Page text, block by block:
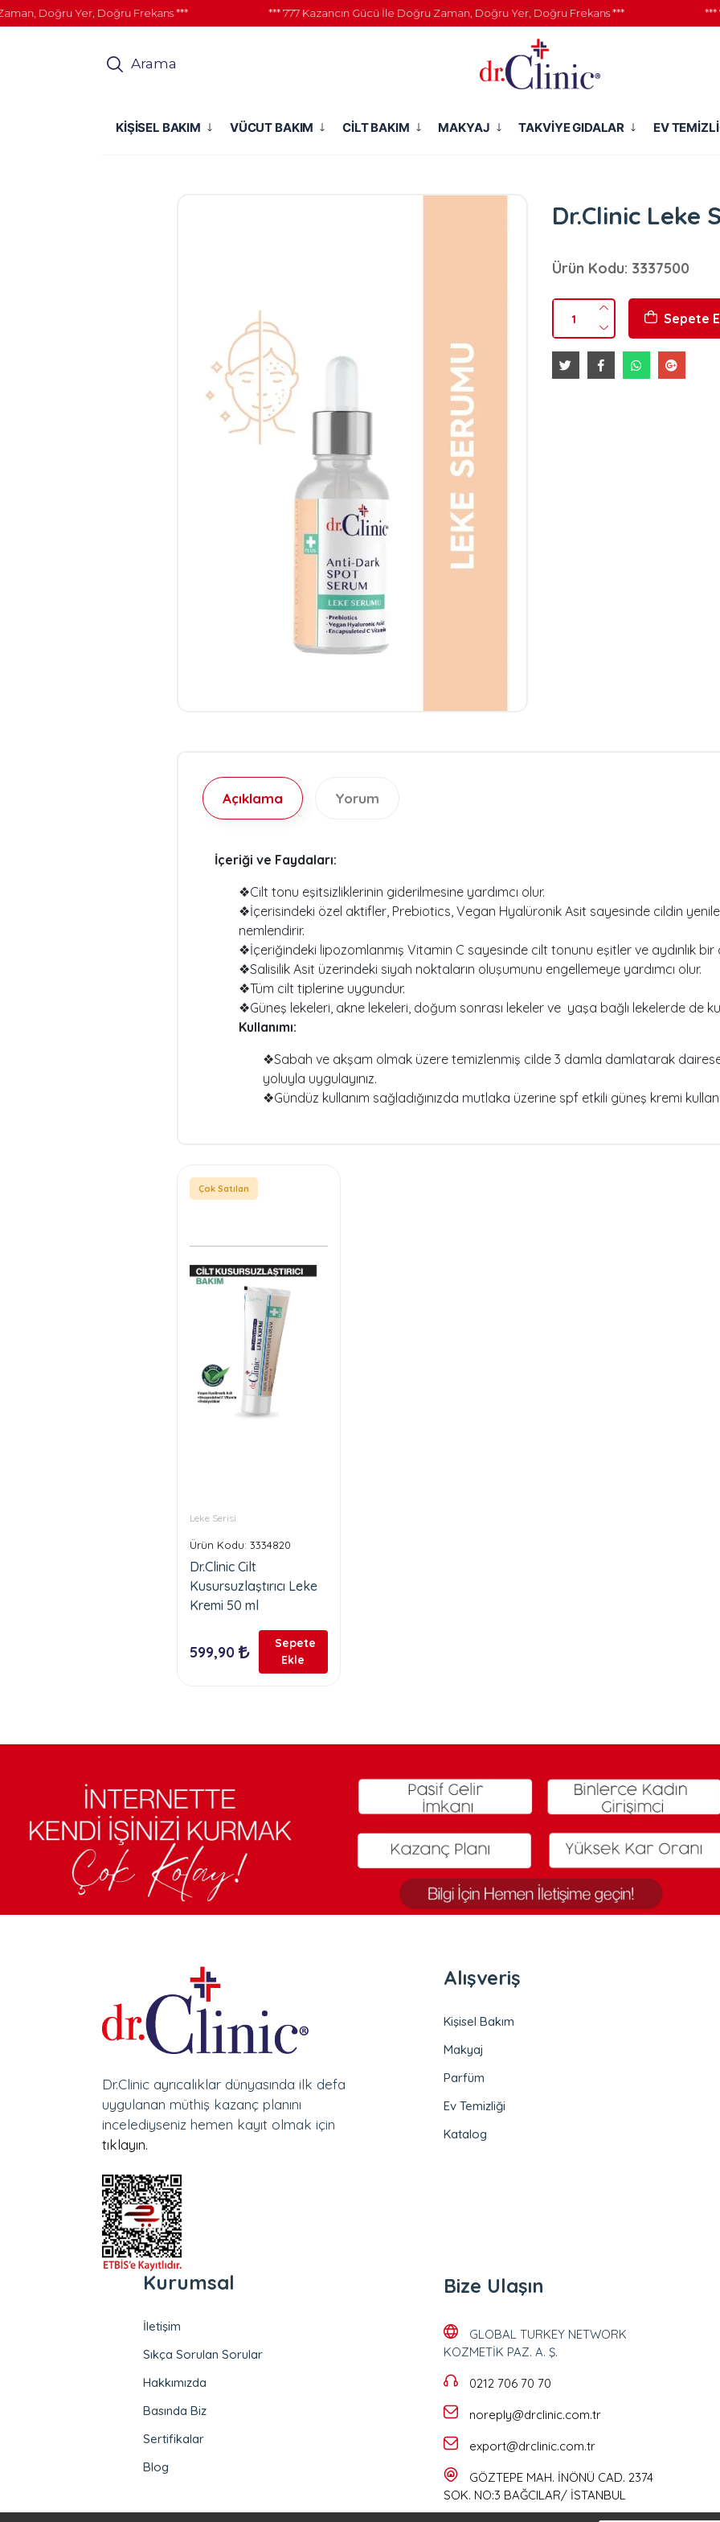
Doğru Yer, Doğru Frekans *** *** 777 Kazancın Gücü İle Doğru Zaman, Doğru Yer, Doğru Frekans *** *** 777
Arama
KİŞİSEL BAKIM VÜCUT BAKIM CİLT BAKIM MAKYAJ TAKVİYE GIDALAR EV
Dr.Clinic Leke
Ürün Kodu: 3337500
Sepete
Açıklama Yorum
İçeriği ve Faydaları:
❖Cilt tonu eşitsizliklerinin giderilmesine yardımcı olur.
❖İçerisindeki özel aktifler, Prebiotics, Vegan Hyalüronik Asit sayesinde cildin
nemlendirir.
❖İçeriğindeki lipozomlanmış Vitamin C sayesinde cilt tonunu eşitler ve aydınlık bir
❖Salisilik Asit üzerindeki siyah noktaların oluşumunu engellemeye yardımcı olur.
❖Tüm cilt tiplerine uygundur.
❖Güneş lekeleri, akne lekeleri, doğum sonrası lekeler ve yaşa bağlı lekelerde de
Kullanımı:
❖Sabah ve akşam olmak üzere temizlenmiş cilde 3 damla damlatarak
yoluyla uygulayınız.
❖Gündüz kullanım sağladığınızda mutlaka üzerine spf etkili güneş kremi
Çok Satılan
Leke Serisi
Ürün Kodu: 3334820
Dr.Clinic Cilt
Kusursuzlaştırıcı Leke
Kremi 50 ml
599,90
Sepete
Ekle
Dr.Clinic ayrıcalıklar dünyasında ilk defa
uygulanan müthiş kazanç planını
incelediyseniz hemen kayıt olmak için
tıklayın.
Alışveriş
Kişisel Bakım
Makyaj
Parfüm
Ev Temizliği
Katalog
Kurumsal
İletişim
Sıkça Sorulan Sorular
Hakkımızda
Basında Biz
Sertifikalar
Blog
Bize Ulaşın
GLOBAL TURKEY NETWORK
KOZMETİK PAZ. A. Ş.
0212 706 70 70
noreply@drclinic.com.tr
export@drclinic.com.tr
GÖZTEPE MAH. İNÖNÜ CAD. 2374
SOK. NO:3 BAĞCILAR/ İSTANBUL